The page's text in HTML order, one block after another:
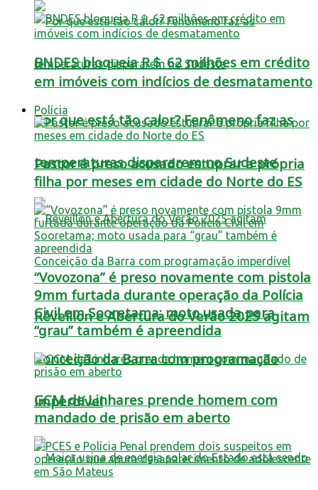
Por que está tão calor? Fenômeno faz as
temperaturas dispararem no Sudeste
Réveillon e Abertura do Verão 2025 agitam
Conceição da Barra com programação
imperdível
BNDES bloqueia R＄ 62 milhões em crédito
em imóveis com indícios de desmatamento
Polícia
Pastor é preso acusado estuprar a própria
filha por meses em cidade do Norte do ES
“Vovozona” é preso novamente com pistola
9mm furtada durante operação da Polícia
Civil em Sooretama; moto usada para
“grau” também é apreendida
GCM de Linhares prende homem com
mandado de prisão em aberto